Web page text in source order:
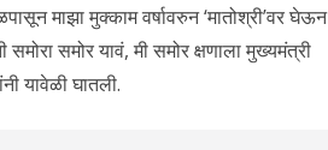
माझा मुक्काम वर्षावरुन ‘मातोश्री’वर घेऊन
समोर यावं, मी समोर क्षणाला मुख्यमंत्री
यावेळी घातली.